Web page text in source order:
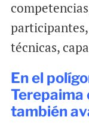
técnicas,
En el
Terepaima
también